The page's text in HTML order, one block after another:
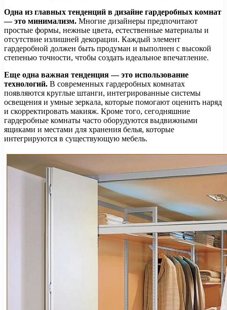
Одна из главных тенденций в дизайне гардеробных комнат
— это минимализм. Многие дизайнеры предпочитают
простые формы, нежные цвета, естественные материалы и
отсутствие излишней декорации. Каждый элемент
гардеробной должен быть продуман и выполнен с высокой
степенью точности, чтобы создать идеальное впечатление.
Еще одна важная тенденция — это использование
технологий. В современных гардеробных комнатах
появляются круглые штанги, интегрированные системы
освещения и умные зеркала, которые помогают оценить наряд
и скорректировать макияж. Кроме того, сегодняшние
гардеробные комнаты часто оборудуются выдвижными
ящиками и местами для хранения белья, которые
интегрируются в существующую мебель.